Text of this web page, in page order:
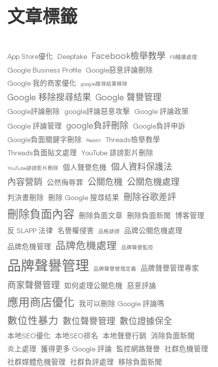
文章標籤
App Store優化 Deepfake Facebook檢舉教學 FB騷擾處理
Google Business Profile Google惡意評論刪除
Google 我的商家優化
google搜尋結果移除
Google 移除搜尋結果 Google 聲譽管理
Google評論刪除 google評論惡意攻擊 Google 評論政策
Google 評論管理 google負評刪除 Google負評申訴
Google負面關鍵字刪除
Reddit
Threads檢舉教學
Threads負面貼文處理 YouTube 誹謗影片刪除
YouTube誹謗影片刪除 個人聲譽危機 個人資料保護法
內容營銷 公然侮辱罪 公關危機 公關危機處理
判決書刪除 刪除 Google 搜尋結果 刪除谷歌差評
刪除負面內容 刪除負面文章 刪除負面新聞 博客管理
反 SLAPP 法律 名譽權侵害 品格誹謗
品牌公關危機處理
品牌危機管理 品牌危機處理 品牌聲譽監控
品牌聲譽管理 品牌聲譽管理定義 品牌聲譽管理專家
商家聲譽管理 如何處理公關危機 惡意評論
應用商店優化 我可以刪除 Google 評論嗎
數位性暴力 數位聲譽管理 數位證據保全
本地SEO優化 本地SEO排名 本地聲譽行銷 消除負面新聞
炎上處理 獲得更多 Google 評論 監控網路聲譽 社群危機管理
社群媒體危機管理 社群負評處理 移除負面新聞